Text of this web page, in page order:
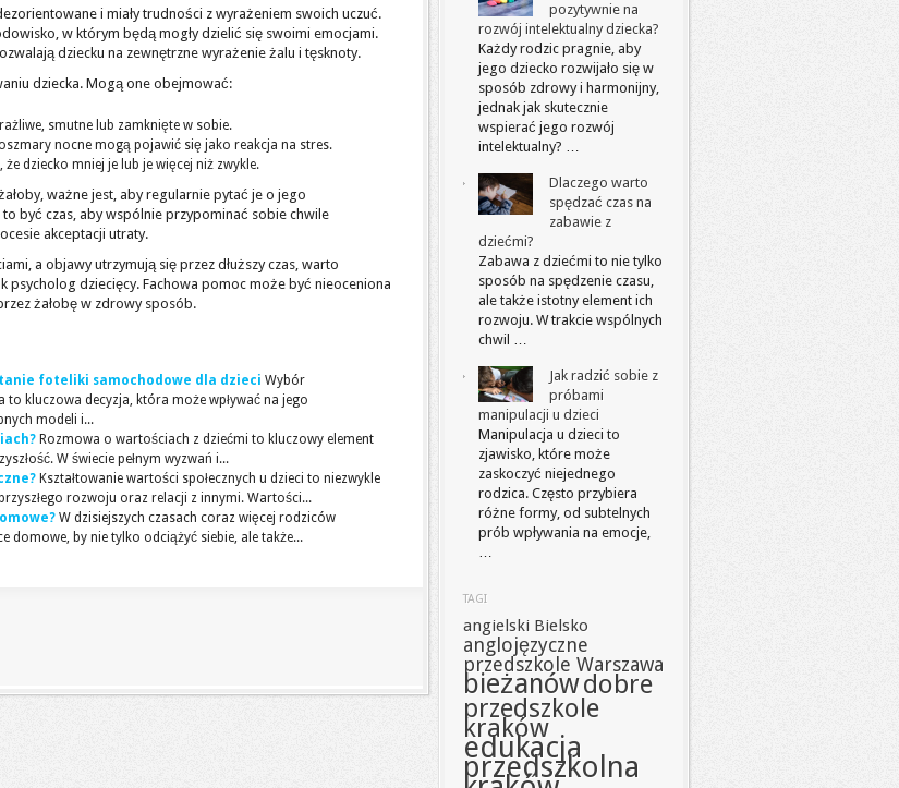
i miały trudności z wyrażeniem swoich uczuć.
w którym będą mogły dzielić się swoimi emocjami.
dziecku na zewnętrzne wyrażenie żalu i tęsknoty.
dziecka. Mogą one obejmować:
smutne lub zamknięte w sobie.
nocne mogą pojawić się jako reakcja na stres.
dziecko mniej je lub je więcej niż zwykle.
ważne jest, aby regularnie pytać je o jego
być czas, aby wspólnie przypominać sobie chwile
akceptacji utraty.
a objawy utrzymują się przez dłuższy czas, warto
dziecięcy. Fachowa pomoc może być nieoceniona
żałobę w zdrowy sposób.
foteliki samochodowe dla dzieci Wybór
kluczowa decyzja, która może wpływać na jego
modeli i...
Rozmowa o wartościach z dziećmi to kluczowy element
W świecie pełnym wyzwań i...
Kształtowanie wartości społecznych u dzieci to niezwykle
rozwoju oraz relacji z innymi. Wartości...
W dzisiejszych czasach coraz więcej rodziców
domowe, by nie tylko odciążyć siebie, ale także...
pozytywnie na
rozwój intelektualny dziecka?
Każdy rodzic pragnie, aby
jego dziecko rozwijało się w
sposób zdrowy i harmonijny,
jednak jak skutecznie
wspierać jego rozwój
intelektualny? …
Dlaczego warto
spędzać czas na
zabawie z
dziećmi?
Zabawa z dziećmi to nie tylko
sposób na spędzenie czasu,
ale także istotny element ich
rozwoju. W trakcie wspólnych
chwil …
Jak radzić sobie z
próbami
manipulacji u dzieci
Manipulacja u dzieci to
zjawisko, które może
zaskoczyć niejednego
rodzica. Często przybiera
różne formy, od subtelnych
prób wpływania na emocje,
…
TAGI
angielski Bielsko
anglojęzyczne
przedszkole Warszawa
bieżanówdobre
przedszkole
kraków
edukacja
przedszkolna